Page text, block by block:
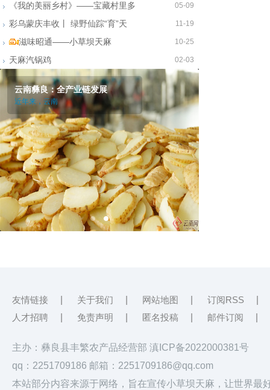
05-09
《我的美丽乡村》——宝藏村里多
11-19
彩乌蒙庆丰收丨 绿野仙踪“育”天
10-25
滋味昭通——小草坝天麻
02-03
天麻汽锅鸡
云南彝良：全产业链发展
近年来，云南
友情链接 关于我们 网站地图 订阅RSS
人才招聘
免责声明 匿名投稿 邮件订阅
主办：彝良县丰繁农产品经营部 滇ICP备2022000381号
qq：2251709186 邮箱：2251709186@qq.com
本站部分内容来源于网络，旨在宣传小草坝天麻，让世界最